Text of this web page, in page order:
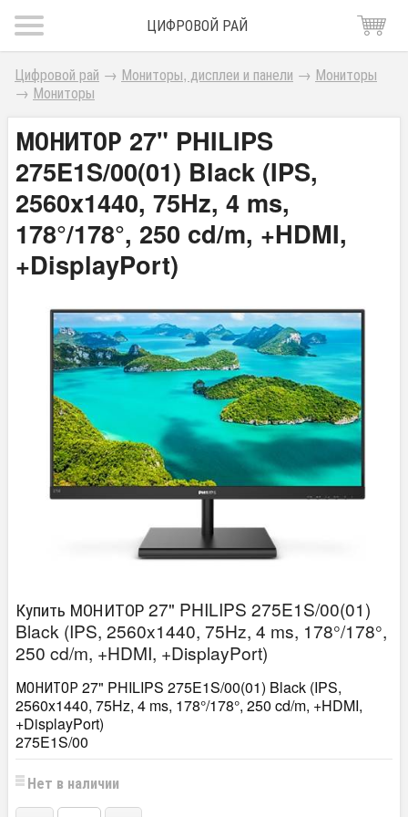
ЦИФРОВОЙ РАЙ
Цифровой рай → Мониторы, дисплеи и панели → Мониторы
→ Мониторы
МОНИТОР 27" PHILIPS
275E1S/00(01) Black (IPS,
2560x1440, 75Hz, 4 ms,
178°/178°, 250 cd/m, +HDMI,
+DisplayPort)
Купить МОНИТОР 27" PHILIPS 275E1S/00(01)
Black (IPS, 2560x1440, 75Hz, 4 ms, 178°/178°,
250 cd/m, +HDMI, +DisplayPort)
МОНИТОР 27" PHILIPS 275E1S/00(01) Black (IPS,
2560x1440, 75Hz, 4 ms, 178°/178°, 250 cd/m, +HDMI,
+DisplayPort)
275E1S/00
Нет в наличии